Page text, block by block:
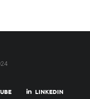
LINKEDIN